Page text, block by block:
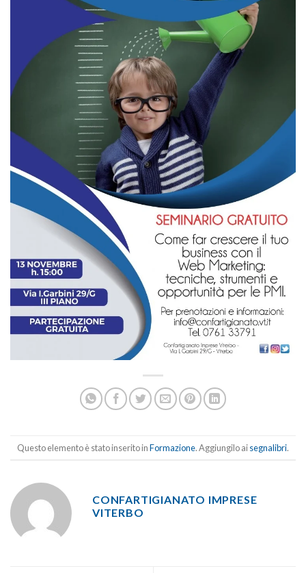
Questo elemento è stato inserito inFormazione. Aggiungilo aisegnalibri.
CONFARTIGIANATO IMPRESE
VITERBO